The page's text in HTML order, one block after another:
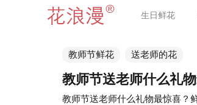
生日鲜花
教师节鲜花 送老师的花
教师节送老师什么礼
教师节送老师什么礼物最惊喜？